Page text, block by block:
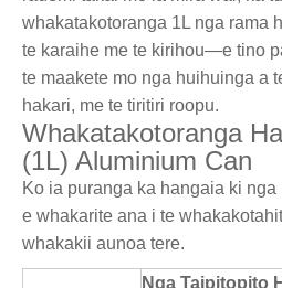
whakatakotoranga 1L nga rama
te karaihe me te kirihou—e tino
te maakete mo nga huihuinga a
hakari, me te tiritiri roopu.
Whakatakotoranga
(1L) Aluminium Can
Ko ia puranga ka hangaia ki
e whakarite ana i te
whakakii aunoa tere.
Nga Taipitopito